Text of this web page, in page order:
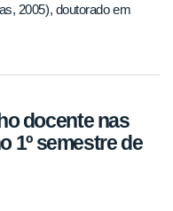
2005), doutorado em
docente nas
1º semestre de